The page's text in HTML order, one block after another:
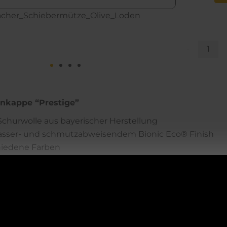
“Prestige”
aus bayerischer Herstellung
und schmutzabweisendem Bionic Eco® Finish
Farben